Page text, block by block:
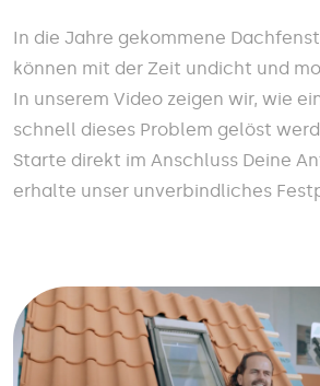
In die Jahre gekommene
können mit der Zeit undicht und
In unserem Video zeigen wir, wie
schnell dieses Problem gelöst
Starte direkt im Anschluss Deine
erhalte unser unverbindliches